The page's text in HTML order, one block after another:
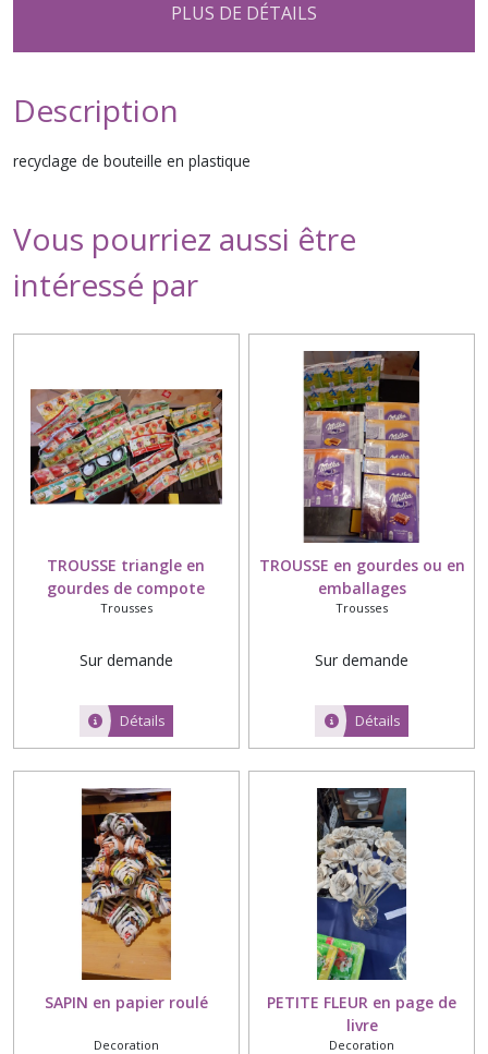
PLUS DE DÉTAILS
Description
recyclage de bouteille en plastique
Vous pourriez aussi être
intéressé par
TROUSSE triangle en
gourdes de compote
Trousses
Sur demande
Détails
TROUSSE en gourdes ou en
emballages
Trousses
Sur demande
Détails
SAPIN en papier roulé
Decoration
PETITE FLEUR en page de
livre
Decoration